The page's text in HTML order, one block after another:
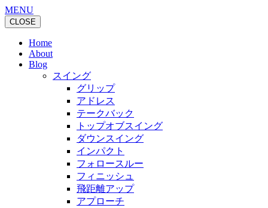
MENU
CLOSE
Home
About
Blog
スイング
グリップ
アドレス
テークバック
トップオブスイング
ダウンスイング
インパクト
フォロースルー
フィニッシュ
飛距離アップ
アプローチ